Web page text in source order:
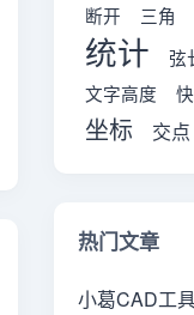
断开
三角
统计 弦
文字高度
坐标 交点
热门文章
小葛CAD工